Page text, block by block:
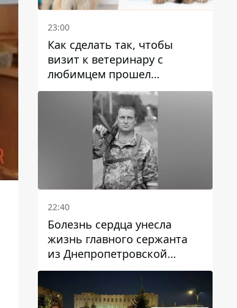
23:00
Как сделать так, чтобы
визит к ветеринару с
любимцем прошел
спокойно: простые советы
22:40
Болезнь сердца унесла
жизнь главного сержанта
из Днепропетровской
области Юрия Свистуна